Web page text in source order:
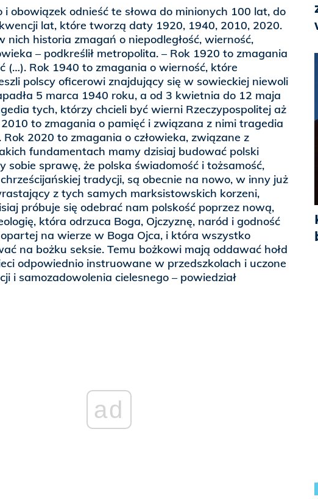
i obowiązek odnieść te słowa do minionych 100 lat, do
lat, które tworzą daty 1920, 1940, 2010, 2020.
historia zmagań o niepodległość, wierność,
– podkreślił metropolita. – Rok 1920 to zmagania
(…). Rok 1940 to zmagania o wierność, które
polscy oficerowi znajdujący się w sowieckiej niewoli
5 marca 1940 roku, a od 3 kwietnia do 12 maja
tych, którzy chcieli być wierni Rzeczypospolitej aż
to zmagania o pamięć i związana z nimi tragedia
Rok 2020 to zmagania o człowieka, związane z
fundamentach mamy dzisiaj budować polski
sobie sprawę, że polska świadomość i tożsamość,
tradycji, są obecnie na nowo, w inny już
z tych samych marksistowskich korzeni,
próbuje się odebrać nam polskość poprzez nową,
która odrzuca Boga, Ojczyznę, naród i godność
na wierze w Boga Ojca, i która wszystko
na bożku seksie. Temu bożkowi mają oddawać hołd
odpowiednio instruowane w przedszkolach i uczone
i samozadowolenia cielesnego – powiedział
ad